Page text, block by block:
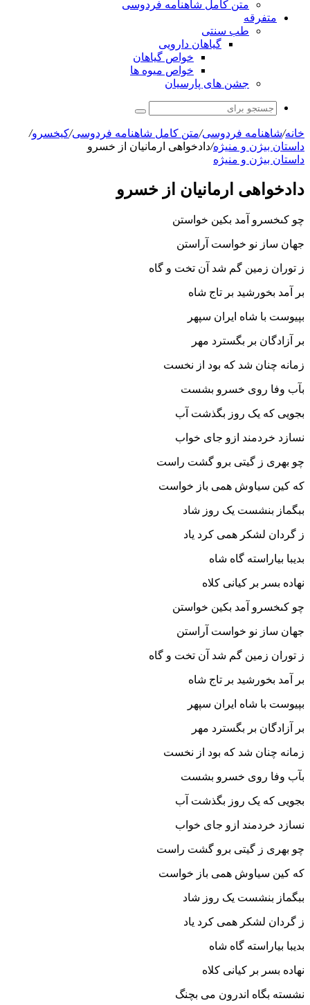
متن کامل شاهنامه فردوسی
متفرقه
طب سنتی
گیاهان دارویی
خواص گیاهان
خواص میوه ها
جشن های پارسیان
جستجو
برای
خانه/شاهنامه فردوسی/متن کامل شاهنامه فردوسی/کیخسرو/
داستان بیژن و منیژه/دادخواهى ارمانیان از خسرو
داستان بیژن و منیژه
دادخواهى ارمانیان از خسرو
چو کى‏خسرو آمد بکین خواستن
جهان ساز نو خواست آراستن‏
ز توران زمین گم شد آن تخت و گاه
بر آمد بخورشید بر تاج شاه‏
بپیوست با شاه ایران سپهر
بر آزادگان بر بگسترد مهر
زمانه چنان شد که بود از نخست
بآب وفا روى خسرو بشست‏
بجویى که یک روز بگذشت آب
نسازد خردمند ازو جاى خواب‏
چو بهرى ز گیتى برو گشت راست
که کین سیاوش همى باز خواست‏
ببگماز بنشست یک روز شاد
ز گردان لشکر همى کرد یاد
بدیبا بیاراسته گاه شاه
نهاده بسر بر کیانى کلاه‏
چو کى‏خسرو آمد بکین خواستن
جهان ساز نو خواست آراستن‏
ز توران زمین گم شد آن تخت و گاه
بر آمد بخورشید بر تاج شاه‏
بپیوست با شاه ایران سپهر
بر آزادگان بر بگسترد مهر
زمانه چنان شد که بود از نخست
بآب وفا روى خسرو بشست‏
بجویى که یک روز بگذشت آب
نسازد خردمند ازو جاى خواب‏
چو بهرى ز گیتى برو گشت راست
که کین سیاوش همى باز خواست‏
ببگماز بنشست یک روز شاد
ز گردان لشکر همى کرد یاد
بدیبا بیاراسته گاه شاه
نهاده بسر بر کیانى کلاه‏
نشسته بگاه اندرون مى بچنگ